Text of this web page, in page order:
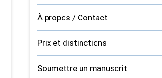
À propos / Contact
Prix et distinctions
Soumettre un manuscrit